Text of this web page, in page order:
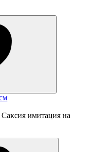
Саксия имитация на